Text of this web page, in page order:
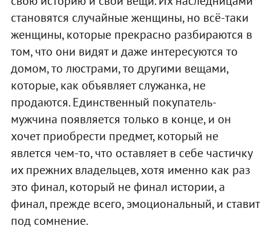
становятся случайные женщины, но всё-таки
женщины, которые прекрасно разбираются в
том, что они видят и даже интересуются то
домом, то люстрами, то другими вещами,
которые, как объявляет служанка, не
продаются. Единственный покупатель-
мужчина появляется только в конце, и он
хочет приобрести предмет, который не
явлется чем-то, что оставляет в себе частичку
их прежних владельцев, хотя именно как раз
это финал, который не финал истории, а
финал, прежде всего, эмоциональный, и ставит
под сомнение.